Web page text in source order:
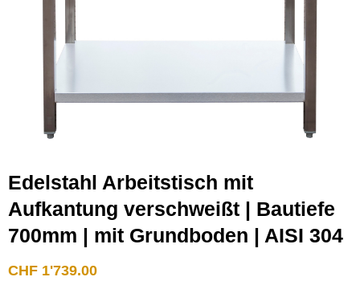
Edelstahl Arbeitstisch mit
Aufkantung verschweißt | Bautiefe
700mm | mit Grundboden | AISI 304
CHF 1'739.00